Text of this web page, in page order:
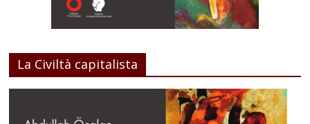
La Civiltà capitalista